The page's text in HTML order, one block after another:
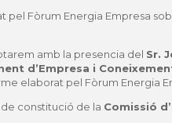
pel Fòrum Energia Empresa
amb la presencia del Sr.
d’Empresa i
elaborat pel Fòrum Energia
constitució de la Comissió